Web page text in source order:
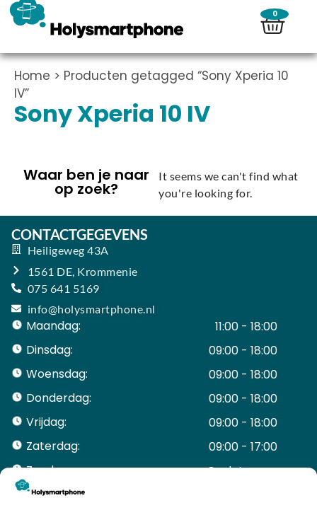
0
Home > Producten getagged “Sony Xperia 10
IV”
Sony Xperia 10 IV
Waar ben je naar
op zoek?
It seems we can't find what
you're looking for.
CONTACTGEGEVENS
Heiligeweg 43A
1561 DE, Krommenie
075 641 5169
info@holysmartphone.nl
Maandag:
11:00 - 18:00
Dinsdag:
09:00 - 18:00
Woensdag:
09:00 - 18:00
Donderdag:
09:00 - 18:00
Vrijdag:
09:00 - 18:00
Zaterdag:
09:00 - 17:00
Zondag:
Gesloten ​ ​ ​ ​ ​ ​ ​
ACCOUNT